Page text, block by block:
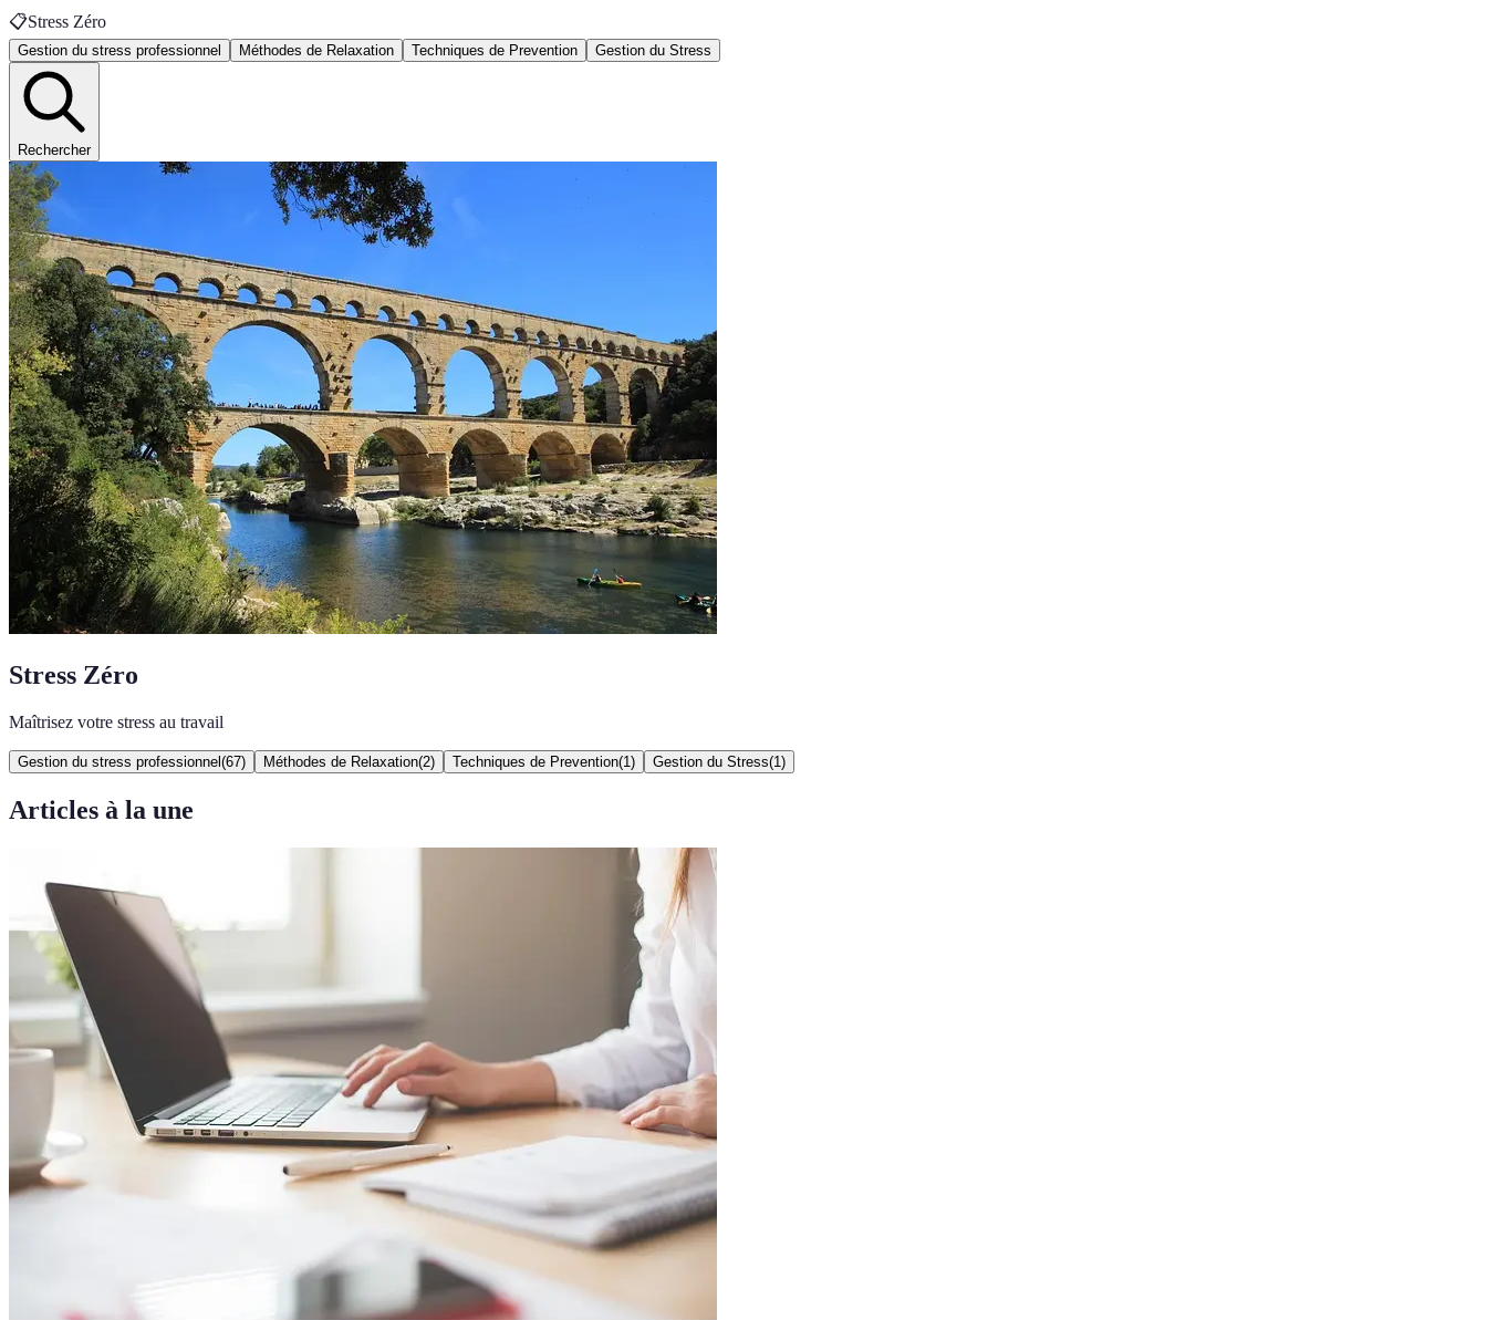
📋Stress Zéro
Gestion du stress professionnel Méthodes de Relaxation Techniques de Prevention Gestion du Stress
Rechercher
Stress Zéro
Maîtrisez votre stress au travail
Gestion du stress professionnel (67) Méthodes de Relaxation(2) Techniques de Prevention(1 ) Gestion du Stress(1 )
Articles à la une